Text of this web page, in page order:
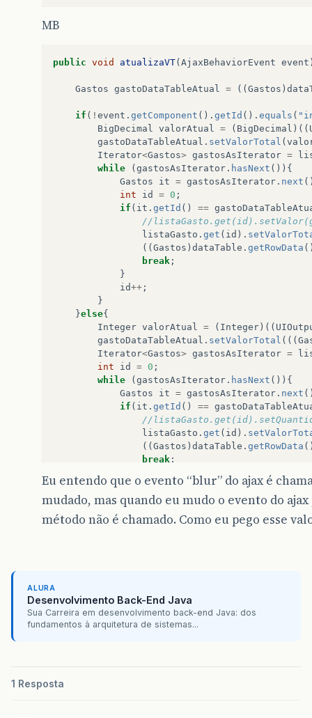
MB
public void atualizaVT( AjaxBehaviorEvent event
Gastos gastoDataTableAtual = (( Gastos )
if ( ! event . getComponent (). getId (). equals (
BigDecimal valorAtual = ( BigDecimal )((
gastoDataTableAtual . setValorTotal (
Iterator<Gastos> gastosAsIterator =
while
( gastosAsIterator . hasNext ()){
Gastos
it = gastosAsIterator . next
int
id = 0 ;
if ( it . getId () ==
//
listaGasto . get ( id ).
(( Gastos ) dataTable . getRowData
break ;
}
id++ ;
}
}else{
Integer valorAtual = ( Integer )((
gastoDataTableAtual . setValorTotal (((
Iterator<Gastos> gastosAsIterator =
int
id = 0 ;
while
( gastosAsIterator . hasNext ()){
Gastos
it = gastosAsIterator . next
if ( it . getId () ==
//
listaGasto . get ( id ).
(( Gastos ) dataTable . getRowData
break ;
id ++ ;
}
Eu entendo que o evento “blur” do ajax é
mudado, mas quando eu mudo o evento do
método não é chamado. Como eu pego esse
ALURA
Desenvolvimento Back-End Java
Sua Carreira em desenvolvimento back-end Java: dos
fundamentos à arquitetura de sistemas...
1 Resposta